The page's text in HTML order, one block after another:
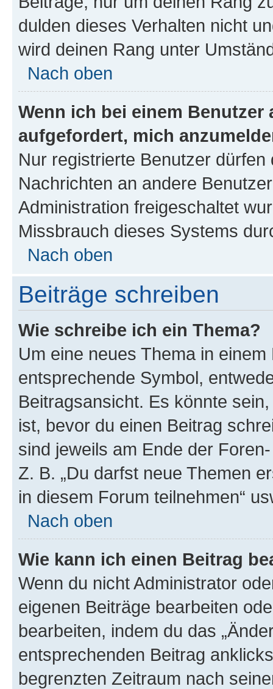
dulden dieses Verhalten nicht
wird deinen Rang unter
Nach oben
Wenn ich bei einem
aufgefordert, mich
Nur registrierte Benutzer
Nachrichten an andere
Administration freigeschaltet
Missbrauch dieses Systems
Nach oben
Beiträge schreiben
Wie schreibe ich ein Thema?
Um eine neues Thema in
entsprechende Symbol,
Beitragsansicht. Es könnte
ist, bevor du einen Beitrag
sind jeweils am Ende der
Z. B. „Du darfst neue Themen
in diesem Forum teilnehmen“
Nach oben
Wie kann ich einen Beitrag
Wenn du nicht Administrator
eigenen Beiträge bearbeiten
bearbeiten, indem du das
entsprechenden Beitrag
begrenzten Zeitraum nach